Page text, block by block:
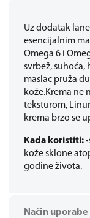
Uz dodatak
esencijalnim
Omega 6 i
svrbež, suhoća,
maslac pruža
kože.Krema ne
teksturom,
krema brzo se
Kada koristiti:
kože sklone
godine života.
Način uporabe